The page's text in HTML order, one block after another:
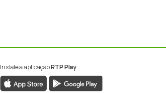
Instale a aplicaçãoRTP Play